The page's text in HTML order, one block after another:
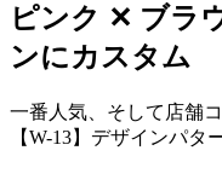
ピンク ✕ ブラ
ンにカスタム
一番人気、そして店舗
【W-13】デザインパタ